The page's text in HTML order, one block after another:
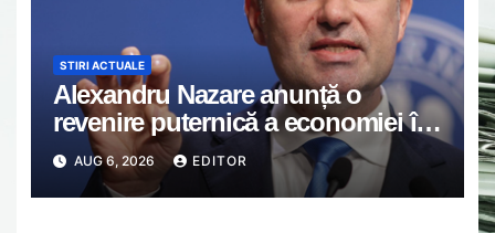
STIRI ACTUALE
Alexandru Nazare anunță o
revenire puternică a economiei în
2027: Inflația va scădea, consumul
va crește
AUG 6, 2026 EDITOR